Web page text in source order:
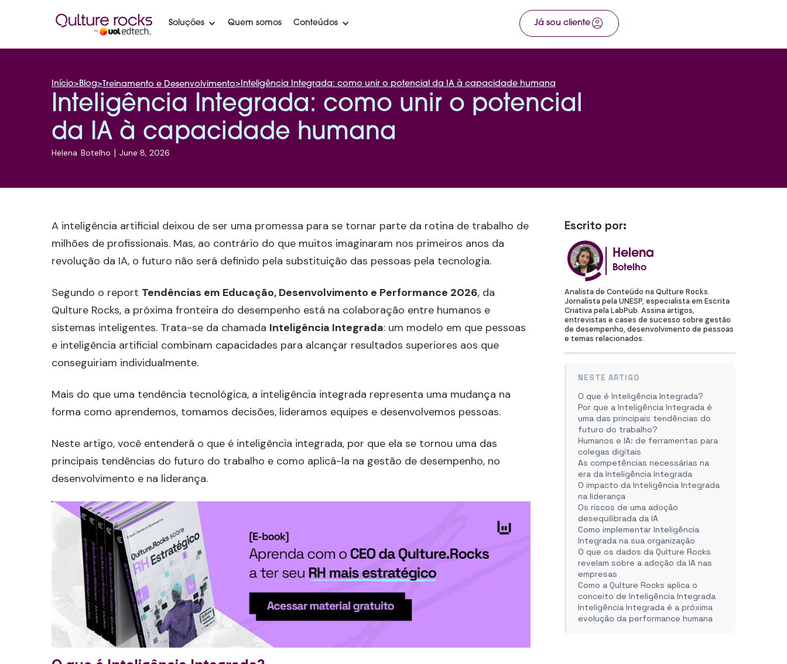
Soluções Quem somos Conteúdos Já sou cliente account_circle
Início>Blog> Treinamento e Desenvolvimento>Inteligência Integrada: como unir o potencial da IA à capacidade humana
Inteligência Integrada: como unir o potencial
da IA à capacidade humana
Helena Botelho | June 8, 2026
A inteligência artificial deixou de ser uma promessa para se tornar parte da rotina de trabalho de
milhões de profissionais. Mas, ao contrário do que muitos imaginaram nos primeiros anos da
revolução da IA, o futuro não será definido pela substituição das pessoas pela tecnologia.
Segundo o report Tendências em Educação, Desenvolvimento e Performance 2026, da
Qulture Rocks, a próxima fronteira do desempenho está na colaboração entre humanos e
sistemas inteligentes. Trata-se da chamada Inteligência Integrada: um modelo em que pessoas
e inteligência artificial combinam capacidades para alcançar resultados superiores aos que
conseguiriam individualmente.
Mais do que uma tendência tecnológica, a inteligência integrada representa uma mudança na
forma como aprendemos, tomamos decisões, lideramos equipes e desenvolvemos pessoas.
Neste artigo, você entenderá o que é inteligência integrada, por que ela se tornou uma das
principais tendências do futuro do trabalho e como aplicá-la na gestão de desempenho, no
desenvolvimento e na liderança.
Escrito por:
Helena
Botelho
Analista de Conteúdo na Qulture Rocks.
Jornalista pela UNESP, especialista em Escrita
Criativa pela LabPub. Assina artigos,
entrevistas e cases de sucesso sobre gestão
de desempenho, desenvolvimento de pessoas
e temas relacionados.
NESTE ARTIGO
O que é Inteligência Integrada?
Por que a Inteligência Integrada é
uma das principais tendências do
futuro do trabalho?
Humanos e IA: de ferramentas para
colegas digitais
As competências necessárias na
era da Inteligência Integrada
O impacto da Inteligência Integrada
na liderança
Os riscos de uma adoção
desequilibrada da IA
Como implementar Inteligência
Integrada na sua organização
O que os dados da Qulture Rocks
revelam sobre a adoção da IA nas
empresas
Como a Qulture Rocks aplica o
conceito de Inteligência Integrada
Inteligência Integrada é a próxima
evolução da performance humana